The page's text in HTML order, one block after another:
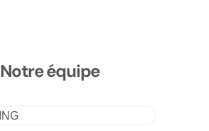
Notre équipe